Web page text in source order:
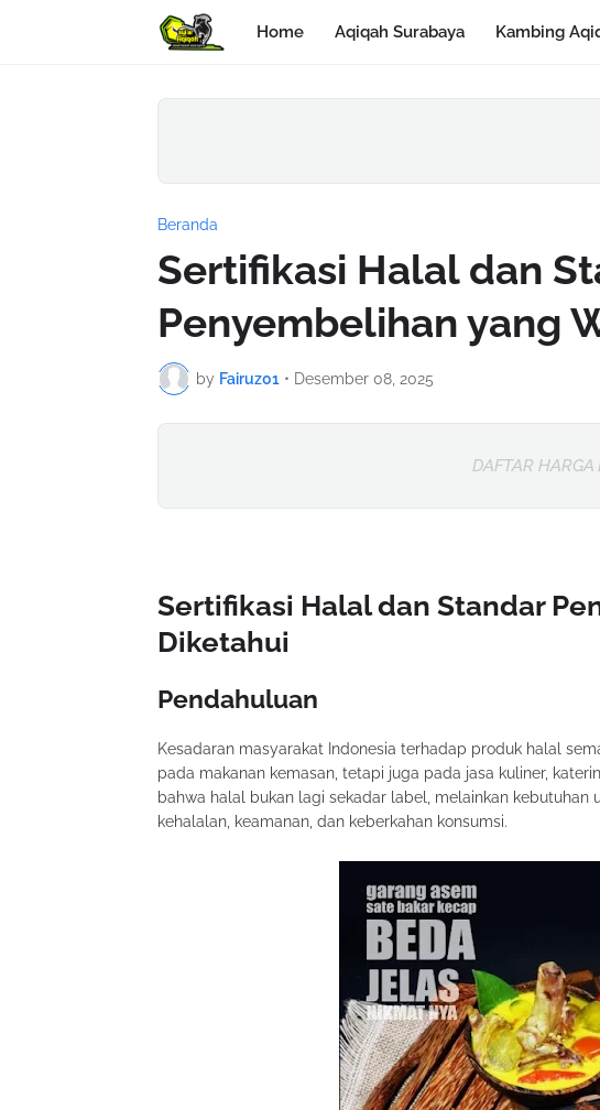
Home Aqiqah Surabaya Kambing
Beranda
Sertifikasi Halal dan
Penyembelihan yang
by Fairuz01 • Desember 08, 2025
DAFTAR HARGA
Sertifikasi Halal dan Standar
Diketahui
Pendahuluan
Kesadaran masyarakat Indonesia terhadap produk halal
pada makanan kemasan, tetapi juga pada jasa kuliner,
bahwa halal bukan lagi sekadar label, melainkan
kehalalan, keamanan, dan keberkahan konsumsi.